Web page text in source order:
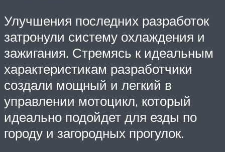
Улучшения последних разработок
затронули систему охлаждения и
зажигания. Стремясь к идеальным
характеристикам разработчики
создали мощный и легкий в
управлении мотоцикл, который
идеально подойдет для езды по
городу и загородных прогулок.